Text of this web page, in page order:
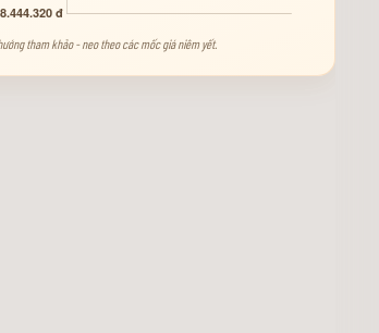
tham khảo - neo theo các mốc giá niêm yết.